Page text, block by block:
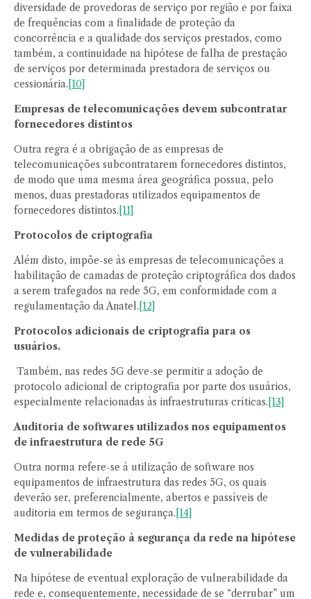
diversidade de provedoras de serviço por região e por faixa
de frequências com a finalidade de proteção da
concorrência e a qualidade dos serviços prestados, como
também, a continuidade na hipótese de falha de prestação
de serviços por determinada prestadora de serviços ou
cessionária. [10]
Empresas de telecomunicações devem subcontratar
fornecedores distintos
Outra regra é a obrigação de as empresas de
telecomunicações subcontratarem fornecedores distintos,
de modo que uma mesma área geográfica possua, pelo
menos, duas prestadoras utilizados equipamentos de
fornecedores distintos. [11]
Protocolos de criptografia
Além disto, impõe-se às empresas de telecomunicações a
habilitação de camadas de proteção criptográfica dos dados
a serem trafegados na rede 5G, em conformidade com a
regulamentação da Anatel. [12]
Protocolos adicionais de criptografia para os
usuários.
Também, nas redes 5G deve-se permitir a adoção de
protocolo adicional de criptografia por parte dos usuários,
especialmente relacionadas às infraestruturas críticas. [13]
Auditoria de softwares utilizados nos equipamentos
de infraestrutura de rede 5G
Outra norma refere-se à utilização de software nos
equipamentos de infraestrutura das redes 5G, os quais
deverão ser, preferencialmente, abertos e passíveis de
auditoria em termos de segurança. [14]
Medidas de proteção à segurança da rede na hipótese
de vulnerabilidade
Na hipótese de eventual exploração de vulnerabilidade da
rede e, consequentemente, necessidade de se “derrubar” um